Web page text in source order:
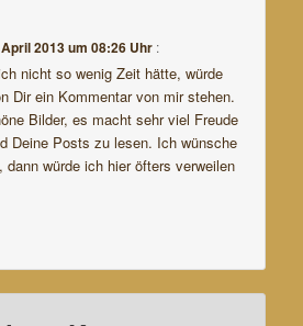
2013 um 08:26 Uhr :
nicht so wenig Zeit hätte, würde
Dir ein Kommentar von mir stehen.
Bilder, es macht sehr viel Freude
Deine Posts zu lesen. Ich wünsche
dann würde ich hier öfters verweilen